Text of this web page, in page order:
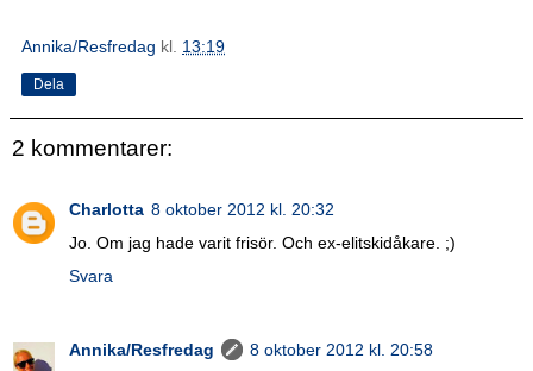
Annika/Resfredag kl. 13:19
Dela
2 kommentarer:
Charlotta 8 oktober 2012 kl. 20:32
Jo. Om jag hade varit frisör. Och ex-elitskidåkare. ;)
Svara
Annika/Resfredag
8 oktober 2012 kl. 20:58